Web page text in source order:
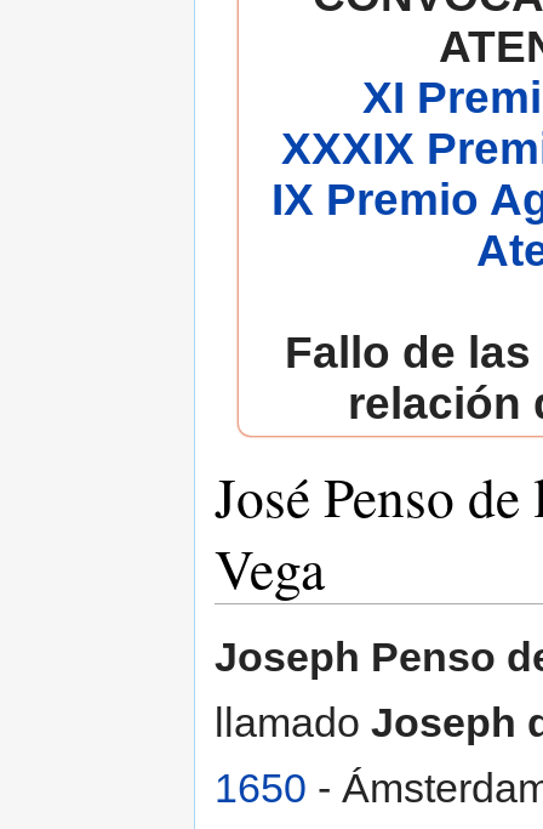
XI
XXXIX
IX Premio
Fallo de
relación
José Penso de
Vega
Joseph Penso
llamado Joseph
1650 -